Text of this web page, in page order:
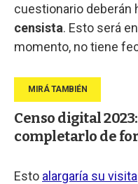
cuestionario deberán
censista. Esto será
momento, no tiene
Censo digital
completarlo de
Esto alargaría su visita